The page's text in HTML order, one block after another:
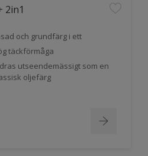
2in1
och grundfärg i ett
täckförmåga
utseendemässigt som en
oljefärg